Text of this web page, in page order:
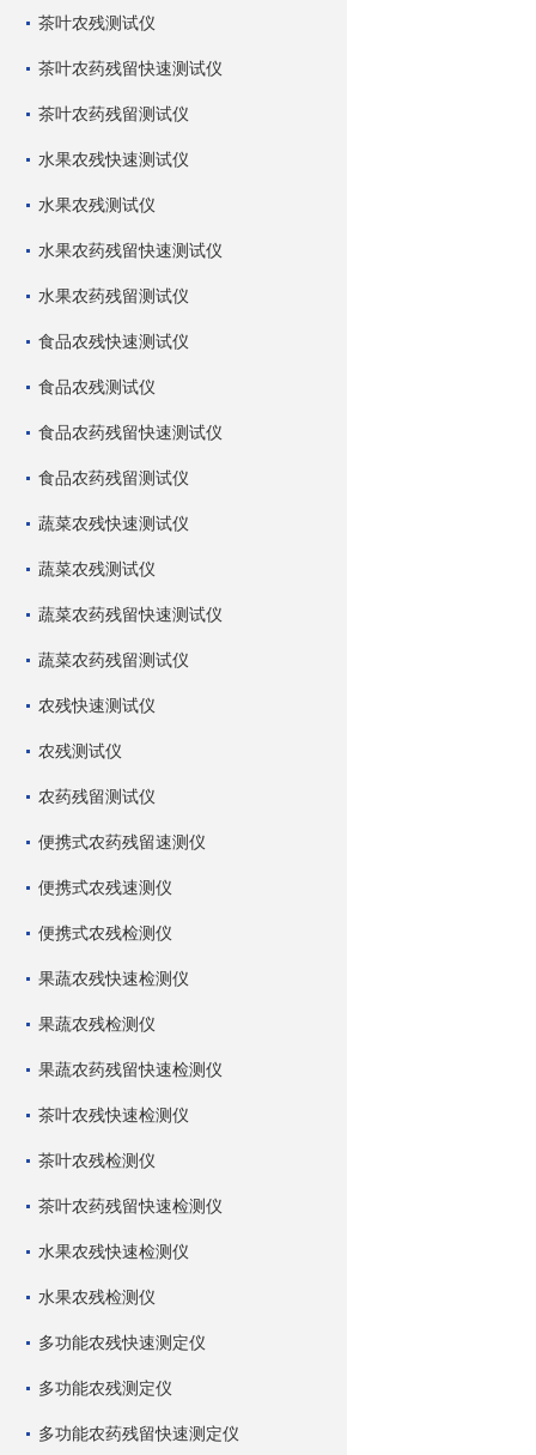
茶叶农残测试仪
茶叶农药残留快速测试仪
茶叶农药残留测试仪
水果农残快速测试仪
水果农残测试仪
水果农药残留快速测试仪
水果农药残留测试仪
食品农残快速测试仪
食品农残测试仪
食品农药残留快速测试仪
食品农药残留测试仪
蔬菜农残快速测试仪
蔬菜农残测试仪
蔬菜农药残留快速测试仪
蔬菜农药残留测试仪
农残快速测试仪
农残测试仪
农药残留测试仪
便携式农药残留速测仪
便携式农残速测仪
便携式农残检测仪
果蔬农残快速检测仪
果蔬农残检测仪
果蔬农药残留快速检测仪
茶叶农残快速检测仪
茶叶农残检测仪
茶叶农药残留快速检测仪
水果农残快速检测仪
水果农残检测仪
多功能农残快速测定仪
多功能农残测定仪
多功能农药残留快速测定仪